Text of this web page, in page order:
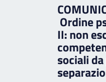
Ordine
II: non
sociali